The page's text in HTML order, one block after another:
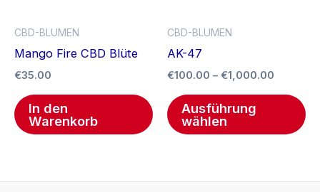
CBD-BLUMEN
Mango Fire CBD Blüte
€35.00
In den
Warenkorb
CBD-BLUMEN
AK-47
€100.00 – €1,000.00
Ausführung
wählen